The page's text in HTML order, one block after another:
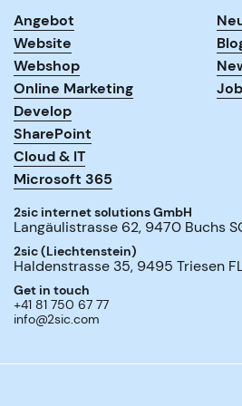
Angebot
Website
Webshop
Online Marketing
Develop
SharePoint
Cloud & IT
Microsoft 365
2sic internet solutions GmbH
Langäulistrasse 62, 9470 Buchs
2sic (Liechtenstein)
Haldenstrasse 35, 9495 Triesen
Get in touch
+41 81 750 67 77
info@2sic.com